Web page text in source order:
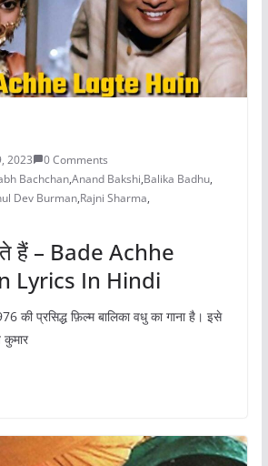
2023
0 Comments
Bachchan,Anand Bakshi,Balika Badhu,
Dev Burman,Rajni Sharma,
हैं – Bade Achhe
Lyrics In Hindi
की प्रसिद्ध फ़िल्म बालिका वधु का गाना है। इसे